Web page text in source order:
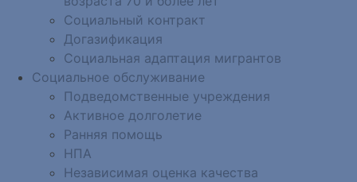
Социальный контракт
Догазификация
Социальная адаптация мигрантов
Социальное обслуживание
Подведомственные учреждения
Активное долголетие
Ранняя помощь
НПА
Независимая оценка качества